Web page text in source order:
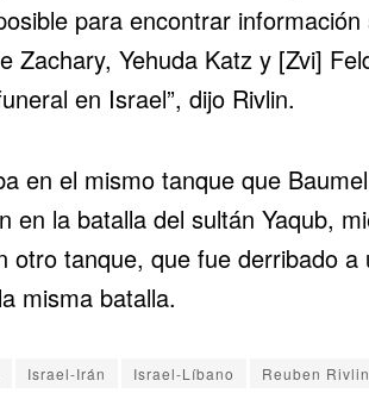
para encontrar información
Zachary, Yehuda Katz y [Zvi]
en Israel”, dijo Rivlin.
en el mismo tanque que
en la batalla del sultán Yaqub,
otro tanque, que fue derribado a
misma batalla.
Israel-Irán Israel-Líbano Reuben Rivlin